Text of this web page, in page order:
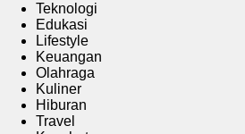
Teknologi
Edukasi
Lifestyle
Keuangan
Olahraga
Kuliner
Hiburan
Travel